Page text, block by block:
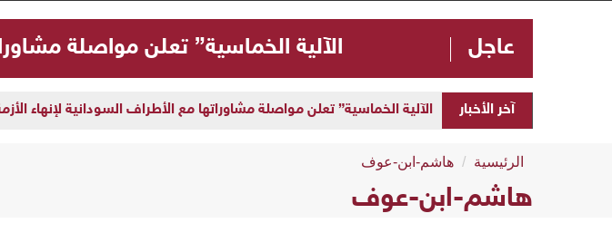
عاجل الآلية الخماسية” تعلن مواصلة
آخر الأخبار الآلية الخماسية” تعلن مواصلة مشاوراتها مع الأطراف السودانية لإنهاء
الرئيسية هاشم-ابن-عوف
هاشم-ابن-عوف